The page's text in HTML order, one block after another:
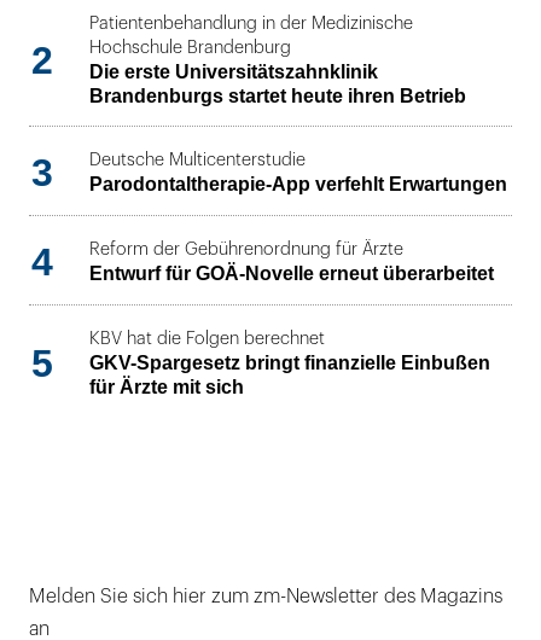
2
Patientenbehandlung in der Medizinische
Hochschule Brandenburg
Die erste Universitätszahnklinik
Brandenburgs startet heute ihren Betrieb
3 Deutsche Multicenterstudie
Parodontaltherapie-App verfehlt Erwartungen
4 Reform der Gebührenordnung für Ärzte
Entwurf für GOÄ-Novelle erneut überarbeitet
5
KBV hat die Folgen berechnet
GKV-Spargesetz bringt finanzielle Einbußen
für Ärzte mit sich
Melden Sie sich hier zum zm-Newsletter des Magazins
an